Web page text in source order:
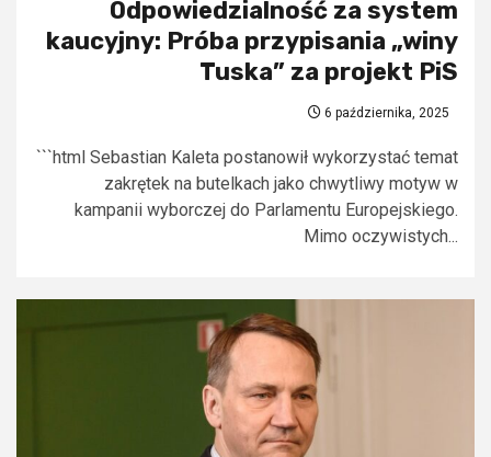
Odpowiedzialność za system
kaucyjny: Próba przypisania „winy
Tuska” za projekt PiS
6 października, 2025
```html Sebastian Kaleta postanowił wykorzystać temat
zakrętek na butelkach jako chwytliwy motyw w
kampanii wyborczej do Parlamentu Europejskiego.
Mimo oczywistych...